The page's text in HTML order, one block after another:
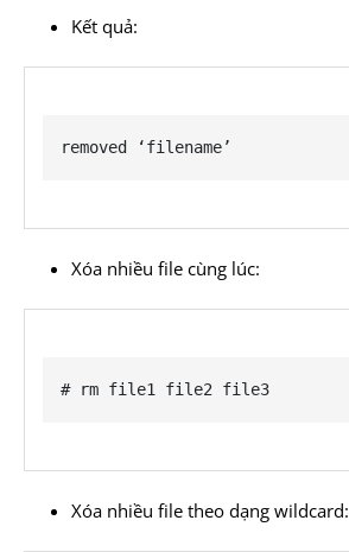
Kết quả:
removed ‘filename’
Xóa nhiều file cùng lúc:
# rm file1 file2 file3
Xóa nhiều file theo dạng wildcard: